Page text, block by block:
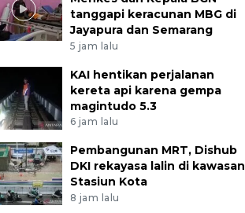
tanggapi keracunan MBG di
Jayapura dan Semarang
5 jam lalu
KAI hentikan perjalanan
kereta api karena gempa
magintudo 5.3
6 jam lalu
Pembangunan MRT, Dishub
DKI rekayasa lalin di kawasan
Stasiun Kota
8 jam lalu